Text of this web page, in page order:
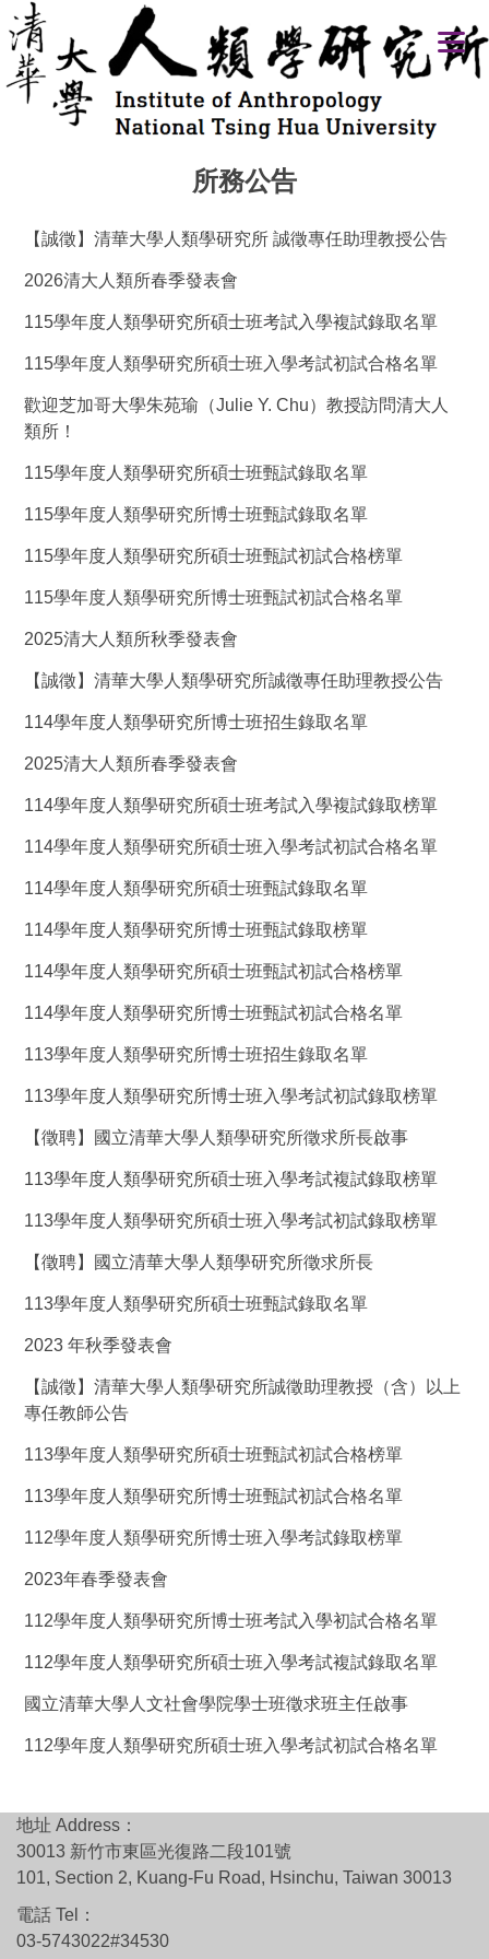
跳
到
主
所務公告
【誠徵】清華大學人類學研究所 誠徵專任助理教授公告
2026清大人類所春季發表會
115學年度人類學研究所碩士班考試入學複試錄取名單
115學年度人類學研究所碩士班入學考試初試合格名單
歡迎芝加哥大學朱苑瑜（Julie Y. Chu）教授訪問清大人
類所！
115學年度人類學研究所碩士班甄試錄取名單
115學年度人類學研究所博士班甄試錄取名單
115學年度人類學研究所碩士班甄試初試合格榜單
115學年度人類學研究所博士班甄試初試合格名單
2025清大人類所秋季發表會
【誠徵】清華大學人類學研究所誠徵專任助理教授公告
114學年度人類學研究所博士班招生錄取名單
2025清大人類所春季發表會
114學年度人類學研究所碩士班考試入學複試錄取榜單
114學年度人類學研究所碩士班入學考試初試合格名單
114學年度人類學研究所碩士班甄試錄取名單
114學年度人類學研究所博士班甄試錄取榜單
114學年度人類學研究所碩士班甄試初試合格榜單
114學年度人類學研究所博士班甄試初試合格名單
113學年度人類學研究所博士班招生錄取名單
113學年度人類學研究所博士班入學考試初試錄取榜單
【徵聘】國立清華大學人類學研究所徵求所長啟事
113學年度人類學研究所碩士班入學考試複試錄取榜單
113學年度人類學研究所碩士班入學考試初試錄取榜單
【徵聘】國立清華大學人類學研究所徵求所長
113學年度人類學研究所碩士班甄試錄取名單
2023 年秋季發表會
【誠徵】清華大學人類學研究所誠徵助理教授（含）以上
專任教師公告
113學年度人類學研究所碩士班甄試初試合格榜單
113學年度人類學研究所博士班甄試初試合格名單
112學年度人類學研究所博士班入學考試錄取榜單
2023年春季發表會
112學年度人類學研究所博士班考試入學初試合格名單
112學年度人類學研究所碩士班入學考試複試錄取名單
國立清華大學人文社會學院學士班徵求班主任啟事
112學年度人類學研究所碩士班入學考試初試合格名單
地址 Address：
30013 新竹市東區光復路二段101號
101, Section 2, Kuang-Fu Road, Hsinchu, Taiwan 30013
電話 Tel：
03-5743022#34530